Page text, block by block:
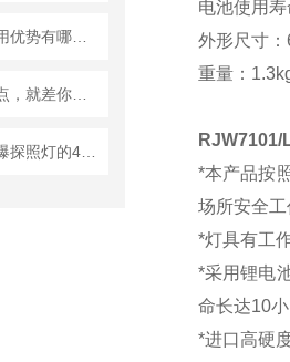
电池使用
外形尺寸：
重量：
RJW7101/
*本产品按
场所安全工
*灯具有工
*采用锂电
命长达10
*进口高硬